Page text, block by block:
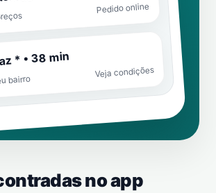
Pedido online
* • 38 min
bairro
Veja condições
no app